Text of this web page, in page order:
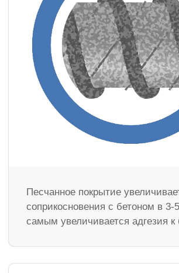
Песчанное покрытие
соприкосновения с бетоном в 3-
самым увеличивается адгезия к